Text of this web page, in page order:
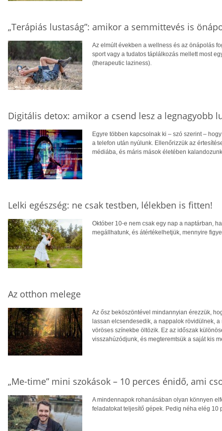
„Terápiás lustaság”: amikor a semmittevés is
Az elmúlt években a wellness és az önápolás
sport vagy a tudatos táplálkozás mellett most
(therapeutic laziness).
Digitális detox: amikor a csend lesz a legnagyobb
Egyre többen kapcsolnak ki – szó szerint –
a telefon után nyúlunk. Ellenőrizzük az
médiába, és máris mások életében
Lelki egészség: ne csak testben, lélekben is fitten!
Október 10-e nem csak egy nap a naptárban,
megállhatunk, és átértékelhetjük, mennyire
Az otthon melege
Az ősz beköszöntével mindannyian érezzük,
lassan elcsendesedik, a nappalok rövidülnek,
vöröses színekbe öltözik. Ez az időszak
visszahúzódjunk, és megteremtsük a saját kis
„Me-time” mini szokások – 10 perces énidő, ami
A mindennapok rohanásában olyan könnyen
feladatokat teljesítő gépek. Pedig néha elég